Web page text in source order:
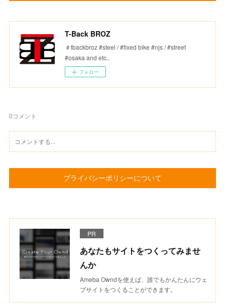
T-Back BROZ
＃tbackbroz #steel / #fixed bike #njs / #street
#osaka and etc..
フォロー
0コメント
プライバシーポリシーについて
PR
あなたもサイトをつくってみませ
んか
Ameba Owndを使えば、誰でもかんたんにウェ
ブサイトをつくることができます。